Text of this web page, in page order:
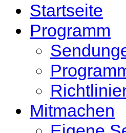
Startseite
Programm
Mitmachen